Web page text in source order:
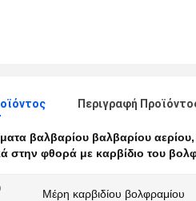
Περιγραφή
βαλβαρίου βαλβαρίου αερίου,
στην φθορά με καρβίδιο του
Μέρη καρβιδίου βολφραμίου